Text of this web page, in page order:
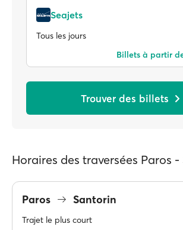
Seajets
Tous les jours
Billets à partir
Trouver des billets
Horaires des traversées Paros
Paros Santorin
Trajet le plus court